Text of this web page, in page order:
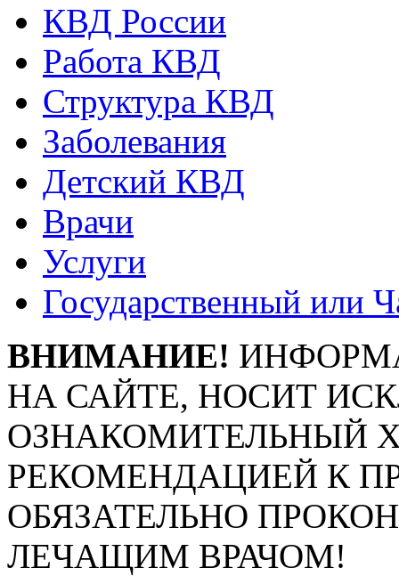
КВД России
Работа КВД
Структура КВД
Заболевания
Детский КВД
Врачи
Услуги
Государственный или
ВНИМАНИЕ!
НА САЙТЕ, НОСИТ
ОЗНАКОМИТЕЛЬНЫЙ
РЕКОМЕНДАЦИЕЙ К
ОБЯЗАТЕЛЬНО
ЛЕЧАЩИМ ВРАЧОМ!